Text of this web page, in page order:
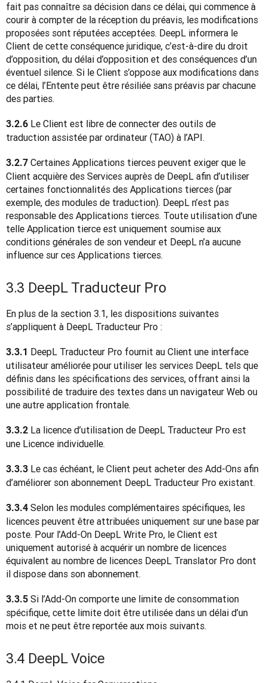
fait pas connaître sa décision dans ce délai, qui commence à
courir à compter de la réception du préavis, les modifications
proposées sont réputées acceptées. DeepL informera le
Client de cette conséquence juridique, c’est-à-dire du droit
d’opposition, du délai d’opposition et des conséquences d’un
éventuel silence. Si le Client s’oppose aux modifications dans
ce délai, l’Entente peut être résiliée sans préavis par chacune
des parties.
3.2.6 Le Client est libre de connecter des outils de
traduction assistée par ordinateur (TAO) à l’API.
3.2.7 Certaines Applications tierces peuvent exiger que le
Client acquière des Services auprès de DeepL afin d’utiliser
certaines fonctionnalités des Applications tierces (par
exemple, des modules de traduction). DeepL n’est pas
responsable des Applications tierces. Toute utilisation d’une
telle Application tierce est uniquement soumise aux
conditions générales de son vendeur et DeepL n’a aucune
influence sur ces Applications tierces.
3.3 DeepL Traducteur Pro
En plus de la section 3.1, les dispositions suivantes
s’appliquent à DeepL Traducteur Pro :
3.3.1 DeepL Traducteur Pro fournit au Client une interface
utilisateur améliorée pour utiliser les services DeepL tels que
définis dans les spécifications des services, offrant ainsi la
possibilité de traduire des textes dans un navigateur Web ou
une autre application frontale.
3.3.2 La licence d’utilisation de DeepL Traducteur Pro est
une Licence individuelle.
3.3.3 Le cas échéant, le Client peut acheter des Add-Ons afin
d’améliorer son abonnement DeepL Traducteur Pro existant.
3.3.4 Selon les modules complémentaires spécifiques, les
licences peuvent être attribuées uniquement sur une base par
poste. Pour l’Add-On DeepL Write Pro, le Client est
uniquement autorisé à acquérir un nombre de licences
équivalent au nombre de licences DeepL Translator Pro dont
il dispose dans son abonnement.
3.3.5 Si l’Add-On comporte une limite de consommation
spécifique, cette limite doit être utilisée dans un délai d’un
mois et ne peut être reportée aux mois suivants.
3.4 DeepL Voice